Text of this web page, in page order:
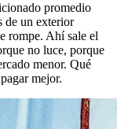
promedio
de un exterior
rompe. Ahí sale el
no luce, porque
menor. Qué
mejor.